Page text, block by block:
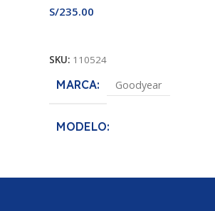
S/235.00
SKU: 110524
MARCA Goodyear
MODELO